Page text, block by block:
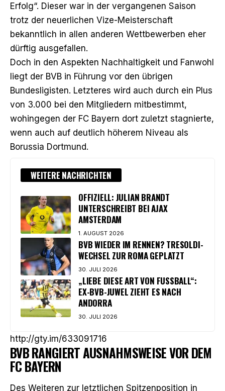
Erfolg“. Dieser war in der vergangenen Saison
trotz der neuerlichen Vize-Meisterschaft
bekanntlich in allen anderen Wettbewerben eher
dürftig ausgefallen.
Doch in den Aspekten Nachhaltigkeit und Fanwohl
liegt der BVB in Führung vor den übrigen
Bundesligisten. Letzteres wird auch durch ein Plus
von 3.000 bei den Mitgliedern mitbestimmt,
wohingegen der FC Bayern dort zuletzt stagnierte,
wenn auch auf deutlich höherem Niveau als
Borussia Dortmund.
WEITERE NACHRICHTEN
OFFIZIELL: JULIAN BRANDT
UNTERSCHREIBT BEI AJAX
AMSTERDAM
1. AUGUST 2026
BVB WIEDER IM RENNEN? TRESOLDI-
WECHSEL ZUR ROMA GEPLATZT
30. JULI 2026
„LIEBE DIESE ART VON FUSSBALL“: E
X-BVB-JUWEL ZIEHT ES NACH A
NDORRA
30. JULI 2026
http://gty.im/633091716
BVB RANGIERT AUSNAHMSWEISE VOR DEM
FC BAYERN
Des Weiteren zur letztlichen Spitzenposition in